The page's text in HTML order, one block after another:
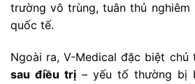
trường vô trùng, tuân thủ
quốc tế.
Ngoài ra, V-Medical đặc biệt chú
sau điều trị – yếu tố thường bị